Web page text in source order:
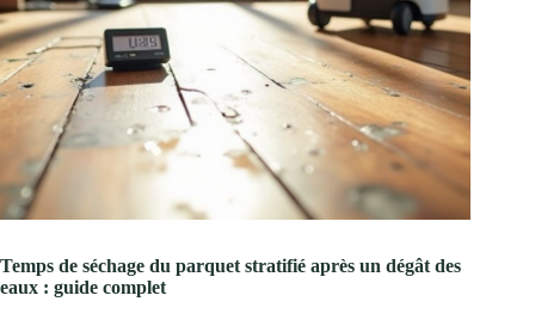
Temps de séchage du parquet stratifié après un dégât des
eaux : guide complet